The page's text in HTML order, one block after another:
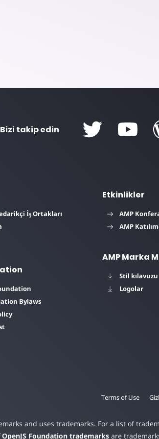
Bizi takip edin
İş Ortakları
Bylaws
Etkinlikler
AMP
AMP
AMP Marka
Stil kılavuzu
Logolar
Terms of Use
and uses trademarks. For a list of
Foundation trademarks are